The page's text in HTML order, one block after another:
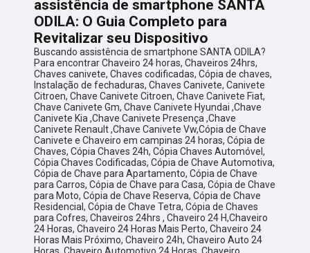
assistência de smartphone SANTA
ODILA: O Guia Completo para
Revitalizar seu Dispositivo
Buscando assistência de smartphone SANTA ODILA?
Para encontrar Chaveiro 24 horas, Chaveiros 24hrs,
Chaves canivete, Chaves codificadas, Cópia de chaves,
Instalação de fechaduras, Chaves Canivete, Canivete
Citroen, Chave Canivete Citroen, Chave Canivete Fiat,
Chave Canivete Gm, Chave Canivete Hyundai ,Chave
Canivete Kia ,Chave Canivete Presença ,Chave
Canivete Renault ,Chave Canivete Vw,Cópia de Chave
Canivete e Chaveiro em campinas 24 horas, Cópia de
Chaves, Cópia Chaves 24h, Cópia Chaves Automóvel,
Cópia Chaves Codificadas, Cópia de Chave Automotiva,
Cópia de Chave para Apartamento, Cópia de Chave
para Carros, Cópia de Chave para Casa, Cópia de Chave
para Moto, Cópia de Chave Reserva, Cópia de Chave
Residencial, Cópia de Chave Tetra, Cópia de Chaves
para Cofres, Chaveiros 24hrs , Chaveiro 24 H,Chaveiro
24 Horas, Chaveiro 24 Horas Mais Perto, Chaveiro 24
Horas Mais Próximo, Chaveiro 24h, Chaveiro Auto 24